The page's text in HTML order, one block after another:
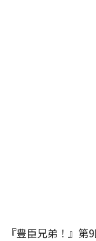
『豊臣兄弟！』第